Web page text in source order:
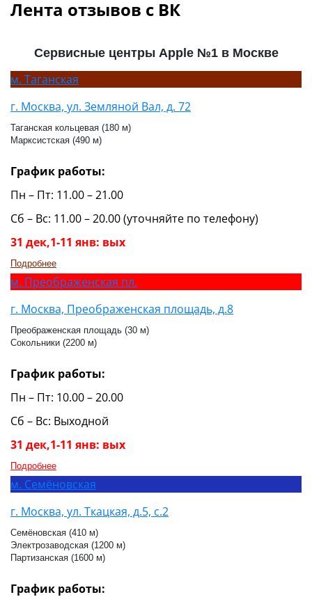
Лента отзывов с ВК
Сервисные центры Apple №1 в Москве
м. Таганская
г. Москва, ул. Земляной Вал, д. 72
Таганская кольцевая (180 м)
Марксистская (490 м)
График работы:
Пн – Пт: 11.00 – 21.00
Сб – Вс: 11.00 – 20.00 (уточняйте по телефону)
31 дек,1-11 янв: вых
Подробнее
м. Преображенская пл.
г. Москва, Преображенская площадь, д.8
Преображенская площадь (30 м)
Сокольники (2200 м)
График работы:
Пн – Пт: 10.00 – 20.00
Сб – Вс: Выходной
31 дек,1-11 янв: вых
Подробнее
м. Семёновская
г. Москва, ул. Ткацкая, д.5, с.2
Семёновская (410 м)
Электрозаводская (1200 м)
Партизанская (1600 м)
График работы: